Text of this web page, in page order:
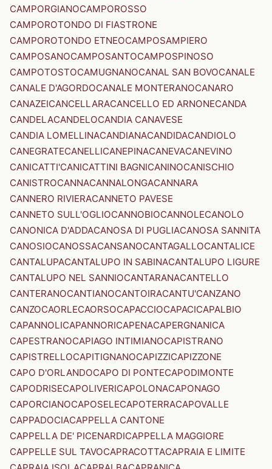
CAMPORGIANOCAMPOROSSO
CAMPOROTONDO DI FIASTRONE
CAMPOROTONDO ETNEOCAMPOSAMPIERO
CAMPOSANOCAMPOSANTOCAMPOSPINOSO
CAMPOTOSTOCAMUGNANOCANAL SAN BOVOCANALE
CANALE D'AGORDOCANALE MONTERANOCANARO
CANAZEICANCELLARACANCELLO ED ARNONECANDA
CANDELACANDELOCANDIA CANAVESE
CANDIA LOMELLINACANDIANACANDIDACANDIOLO
CANEGRATECANELLICANEPINACANEVACANEVINO
CANICATTI'CANICATTINI BAGNICANINOCANISCHIO
CANISTROCANNACANNALONGACANNARA
CANNERO RIVIERACANNETO PAVESE
CANNETO SULL'OGLIOCANNOBIOCANNOLECANOLO
CANONICA D'ADDACANOSA DI PUGLIACANOSA SANNITA
CANOSIOCANOSSACANSANOCANTAGALLOCANTALICE
CANTALUPACANTALUPO IN SABINACANTALUPO LIGURE
CANTALUPO NEL SANNIOCANTARANACANTELLO
CANTERANOCANTIANOCANTOIRACANTU'CANZANO
CANZOCAORLECAORSOCAPACCIOCAPACICAPALBIO
CAPANNOLICAPANNORICAPENACAPERGNANICA
CAPESTRANOCAPIAGO INTIMIANOCAPISTRANO
CAPISTRELLOCAPITIGNANOCAPIZZICAPIZZONE
CAPO D'ORLANDOCAPO DI PONTECAPODIMONTE
CAPODRISECAPOLIVERICAPOLONACAPONAGO
CAPORCIANOCAPOSELECAPOTERRACAPOVALLE
CAPPADOCIACAPPELLA CANTONE
CAPPELLA DE' PICENARDICAPPELLA MAGGIORE
CAPPELLE SUL TAVOCAPRACOTTACAPRAIA E LIMITE